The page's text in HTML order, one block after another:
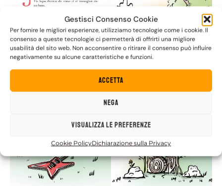
Gestisci Consenso Cookie
Per fornire le migliori esperienze, utilizziamo tecnologie come i cookie. Il
consenso a queste tecnologie ci permetterà di offrirti una migliore
usabilità del sito web. Non acconsentire o ritirare il consenso può influire
negativamente su alcune caratteristiche e funzioni.
Accetta
Nega
Visualizza le preferenze
Cookie PolicyDichiarazione sulla Privacy